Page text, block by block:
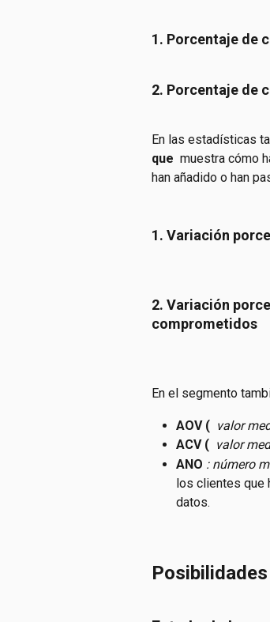
1. Porcentaje de
2. Porcentaje de
En las estadísticas
que muestra cómo
han añadido o han
1. Variación
2. Variación
comprometidos
En el segmento
AOV ( valor
ACV ( valor
ANO : número
los clientes que
datos.